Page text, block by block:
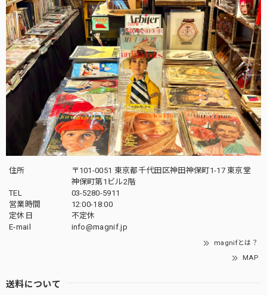
住所
〒101-0051 東京都千代田区神田神保町1-17 東京堂
神保町第1ビル2階
TEL
03-5280-5911
営業時間
12:00-18:00
定休日
不定休
E-mail
info@magnif.jp
magnifとは？
MAP
送料について